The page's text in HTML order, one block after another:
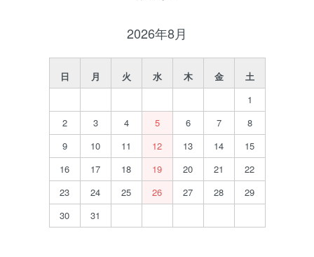
2026年8月
日 月 火 水 木 金
土
1
2
3 4 5 6 7
8
9
10 11 12 13 14
15
16
17 18 19 20 21
22
23
24 25 26 27 28
29
30
31